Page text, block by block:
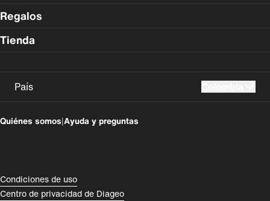
Regalos
Tienda
País
România
Quiénes somos|Ayuda y preguntas
Compliance Footer
Condiciones de uso
Centro de privacidad de Diageo